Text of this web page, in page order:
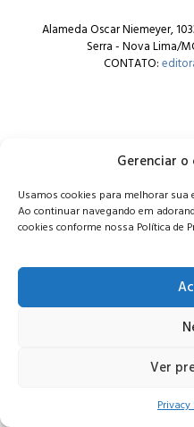
Gerenciar
Usamos cookies para melhorar sua
Ao continuar navegando em
cookies conforme nossa Política de
Ver
Alameda Oscar Niemeyer,
Serra - Nova Lima/
CONTATO:
© Editora Adorando
Consulte nossa